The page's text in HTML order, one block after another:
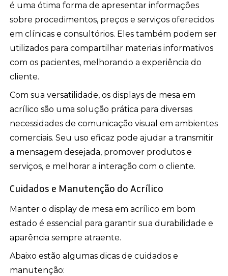
é uma ótima forma de apresentar informações
sobre procedimentos, preços e serviços oferecidos
em clínicas e consultórios. Eles também podem ser
utilizados para compartilhar materiais informativos
com os pacientes, melhorando a experiência do
cliente.
Com sua versatilidade, os displays de mesa em
acrílico são uma solução prática para diversas
necessidades de comunicação visual em ambientes
comerciais. Seu uso eficaz pode ajudar a transmitir
a mensagem desejada, promover produtos e
serviços, e melhorar a interação com o cliente.
Cuidados e Manutenção do Acrílico
Manter o display de mesa em acrílico em bom
estado é essencial para garantir sua durabilidade e
aparência sempre atraente.
Abaixo estão algumas dicas de cuidados e
manutenção: